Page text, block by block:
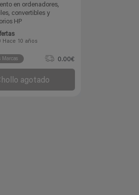
en ordenadores,
convertibles y
HP
Hace 10 años
Marcas 0.00€
agotado